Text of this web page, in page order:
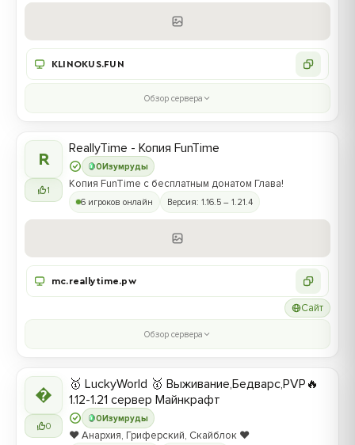
KLINOKUS.FUN
Обзор сервера
R
1
0Изумруды
ReallyTime - Копия FunTime
Копия FunTime с бесплатным донатом Глава!
6 игроков онлайн Версия: 1.16.5 – 1.21.4
mc.reallytime.pw
Сайт
Обзор сервера

0
0Изумруды
🥇 LuckyWorld 🥇 Выживание,Бедварс,PVP🔥
1.12-1.21 сервер Майнкрафт
❤️ Анархия, Гриферский, Скайблок ❤️